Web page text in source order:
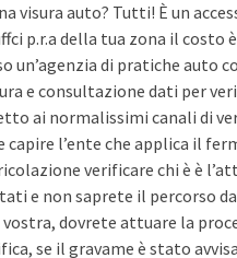
visura auto? Tutti! È un
p.r.a della tua zona il costo
un’agenzia di pratiche auto
e consultazione dati per
ai normalissimi canali di
l’ente che applica il
verificare chi è è
e non saprete il percorso
dovrete attuare la
se il gravame è stato